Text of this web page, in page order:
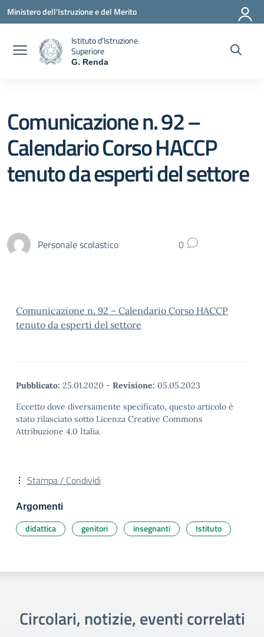
Vai ai contenuti
Vai al menu di navigazione
Vai al footer
Ministero dell'Istruzione e del Merito
Istituto d'Istruzione
Superiore
G. Renda
Comunicazione n. 92 –
Calendario Corso HACCP
tenuto da esperti del settore
Personale scolastico 0
Comunicazione n. 92 – Calendario Corso HACCP
tenuto da esperti del settore
Pubblicato: 25.01.2020 - Revisione: 05.05.2023
Eccetto dove diversamente specificato, questo articolo è
stato rilasciato sotto Licenza Creative Commons
Attribuzione 4.0 Italia.
Stampa / Condividi
Argomenti
didattica genitori insegnanti Istituto
Circolari, notizie, eventi correlati